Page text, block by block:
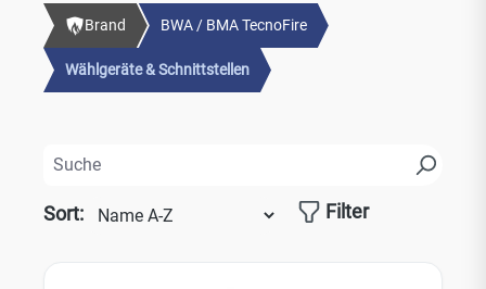
Brand BWA / BMA TecnoFire
Wählgeräte & Schnittstellen
Filter
Sort: